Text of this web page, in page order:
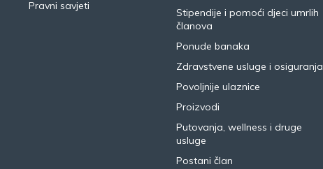
Pravni savjeti
Stipendije i pomoći djeci umrlih
članova
Ponude banaka
Zdravstvene usluge i osiguranja
Povoljnije ulaznice
Proizvodi
Putovanja, wellness i druge
usluge
Postani član